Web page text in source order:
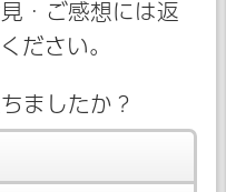
・ご感想には返
ださい。
ましたか？